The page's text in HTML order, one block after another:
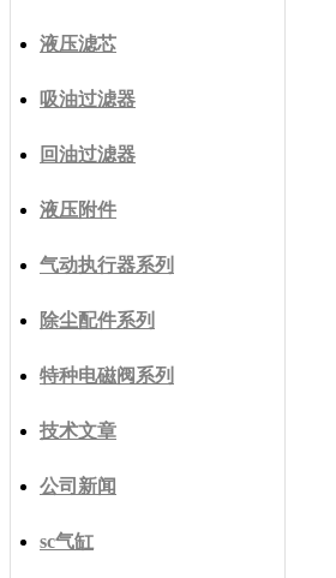
液压滤芯
吸油过滤器
回油过滤器
液压附件
气动执行器系列
除尘配件系列
特种电磁阀系列
技术文章
公司新闻
sc气缸